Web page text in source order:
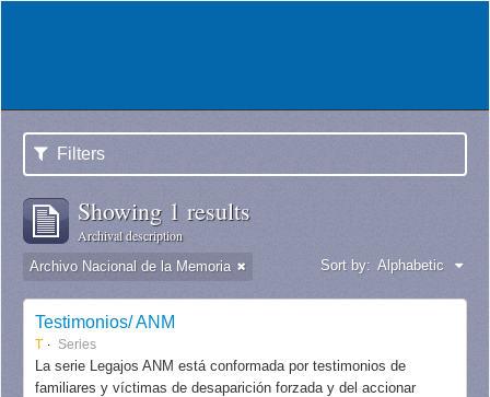
Filters
Showing 1 results
Archival description
Archivo Nacional de la Memoria Sort by: Alphabetic
Testimonios/ ANM
T Series
La serie Legajos ANM está conformada por testimonios de
familiares y víctimas de desaparición forzada y del accionar